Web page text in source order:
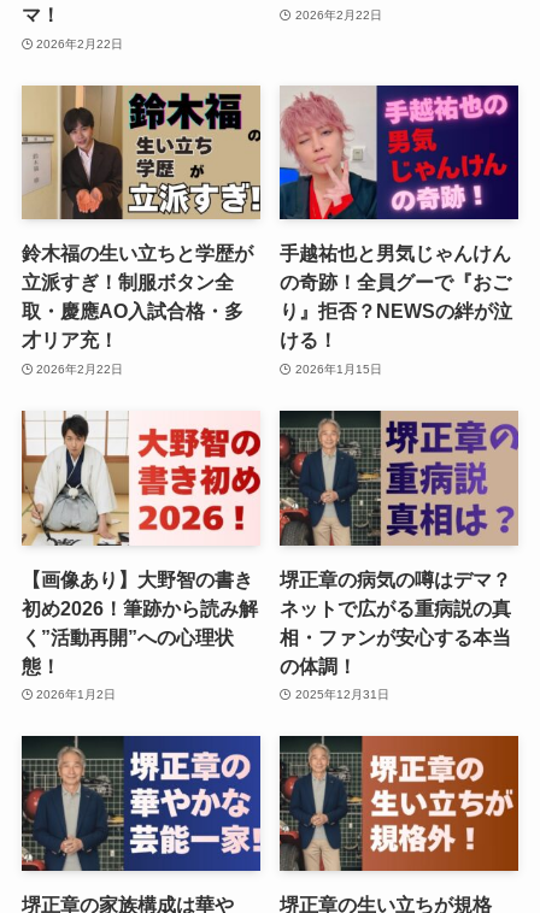
マ！
2026年2月22日
2026年2月22日
鈴木福の生い立ちと学歴が
立派すぎ！制服ボタン全
取・慶應AO入試合格・多
才リア充！
2026年2月22日
手越祐也と男気じゃんけん
の奇跡！全員グーで『おご
り』拒否？NEWSの絆が泣
ける！
2026年1月15日
【画像あり】大野智の書き
初め2026！筆跡から読み解
く”活動再開”への心理状
態！
2026年1月2日
堺正章の病気の噂はデマ？
ネットで広がる重病説の真
相・ファンが安心する本当
の体調！
2025年12月31日
堺正章の家族構成は華や 堺正章の生い立ちが規格